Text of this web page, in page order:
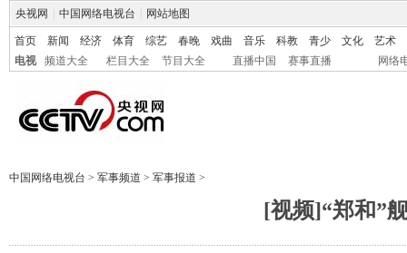
央视网 中国网络电视台 网站地图
首页 新闻 经济 体育 综艺 春晚 戏曲 音乐 科教 青少 文化
艺术
电视
频道大全 栏目大全 节目大全 直播中国 赛事直播 网络
中国网络电视台 > 军事频道 > 军事报道 >
[视频]“郑和”